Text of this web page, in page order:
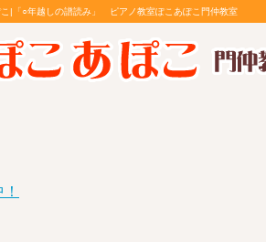
|「○年越しの譜読み」 ピアノ教室ぽこあぽこ門仲教室